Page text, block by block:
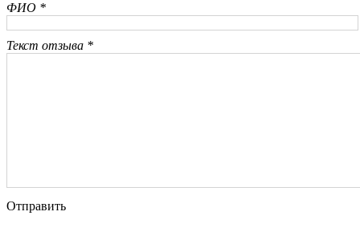
ФИО *
Текст отзыва *
Отправить